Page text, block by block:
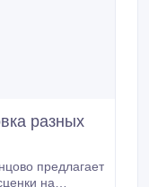
разных
предлагает
на